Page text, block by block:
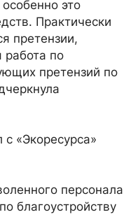
это
Практически
претензии,
работа по
претензий по
с «Экоресурса»
персонала
благоустройству